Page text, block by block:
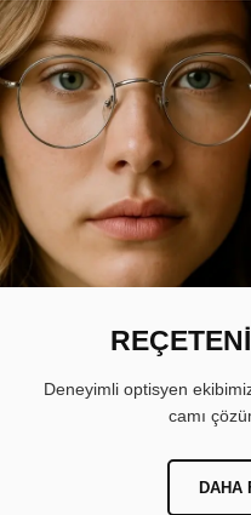
Deneyimli optisyen
camı
DAHA